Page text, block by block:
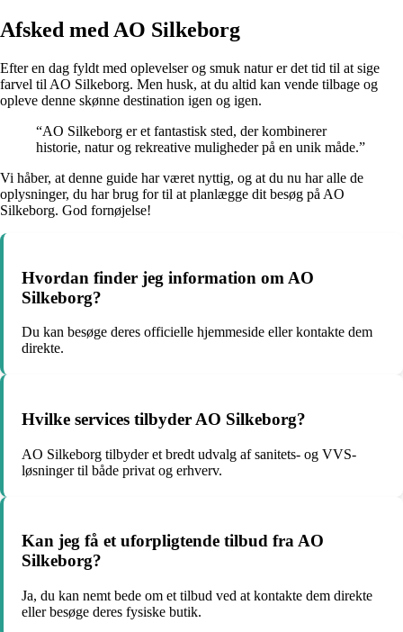
Afsked med AO Silkeborg
Efter en dag fyldt med oplevelser og smuk natur er det tid til at sige
farvel til AO Silkeborg. Men husk, at du altid kan vende tilbage og
opleve denne skønne destination igen og igen.
“AO Silkeborg er et fantastisk sted, der kombinerer
historie, natur og rekreative muligheder på en unik måde.”
Vi håber, at denne guide har været nyttig, og at du nu har alle de
oplysninger, du har brug for til at planlægge dit besøg på AO
Silkeborg. God fornøjelse!
Hvordan finder jeg information om AO
Silkeborg?
Du kan besøge deres officielle hjemmeside eller kontakte dem
direkte.
Hvilke services tilbyder AO Silkeborg?
AO Silkeborg tilbyder et bredt udvalg af sanitets- og VVS-
løsninger til både privat og erhverv.
Kan jeg få et uforpligtende tilbud fra AO
Silkeborg?
Ja, du kan nemt bede om et tilbud ved at kontakte dem direkte
eller besøge deres fysiske butik.